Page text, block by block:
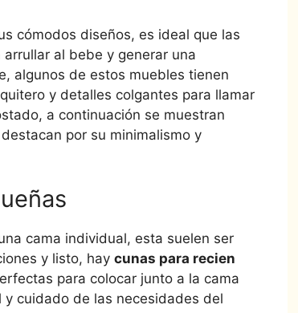
cómodos diseños, es ideal que las
al bebe y generar una
algunos de estos muebles tienen
y detalles colgantes para llamar
a continuación se muestran
por su minimalismo y
cama individual, esta suelen ser
y listo, hay cunas para recien
para colocar junto a la cama
cuidado de las necesidades del